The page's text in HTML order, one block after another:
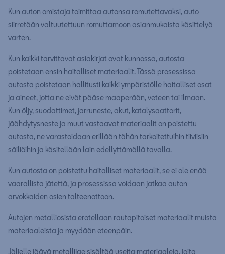
Kun auton omistaja toimittaa autonsa romutettavaksi, auto
siirretään valtuutettuun romuttamoon asianmukaista käsittelyä
varten.
Kun kaikki tarvittavat asiakirjat ovat kunnossa, autosta
poistetaan ensin haitalliset materiaalit. Tässä prosessissa
autosta poistetaan hallitusti kaikki ympäristölle haitalliset osat
ja aineet, jotta ne eivät pääse maaperään, veteen tai ilmaan.
Kun öljy, suodattimet, jarruneste, akut, katalysaattorit,
jäähdytysneste ja muut vastaavat materiaalit on poistettu
autosta, ne varastoidaan erillään tähän tarkoitettuihin tiiviisiin
säiliöihin ja käsitellään lain edellyttämällä tavalla.
Kun autosta on poistettu haitalliset materiaalit, se ei ole enää
vaarallista jätettä, ja prosessissa voidaan jatkaa auton
arvokkaiden osien talteenottoon.
Autojen metalliosista erotellaan rautapitoiset materiaalit muista
materiaaleista ja myydään eteenpäin.
Jäljelle jäävä metallijae sisältää useita materiaaleja, joita